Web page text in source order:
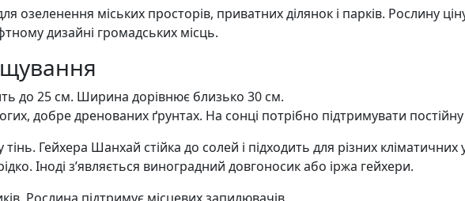
озеленення міських просторів, приватних ділянок і парків. Рослину
дизайні громадських місць.
до 25 см. Ширина дорівнює близько 30 см.
добре дренованих ґрунтах. На сонці потрібно підтримувати постійну
Гейхера Шанхай стійка до солей і підходить для різних
Іноді з’являється виноградний довгоносик або іржа гейхери.